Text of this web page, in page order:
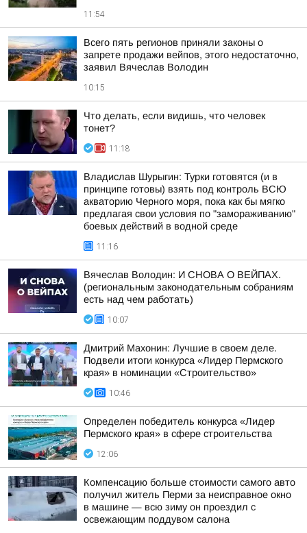
11:54
Всего пять регионов приняли законы о
запрете продажи вейпов, этого недостаточно,
заявил Вячеслав Володин
10:15
Что делать, если видишь, что человек
тонет?
11:18
Владислав Шурыгин: Турки готовятся (и в
принципе готовы) взять под контроль ВСЮ
акваторию Черного моря, пока как бы мягко
предлагая свои условия по "замораживанию"
боевых действий в водной среде
11:16
Вячеслав Володин: И СНОВА О ВЕЙПАХ.
(региональным законодательным собраниям
есть над чем работать)
10:07
Дмитрий Махонин: Лучшие в своем деле.
Подвели итоги конкурса «Лидер Пермского
края» в номинации «Строительство»
10:46
Определен победитель конкурса «Лидер
Пермского края» в сфере строительства
12:06
Компенсацию больше стоимости самого авто
получил житель Перми за неисправное окно
в машине — всю зиму он проездил с
освежающим поддувом салона